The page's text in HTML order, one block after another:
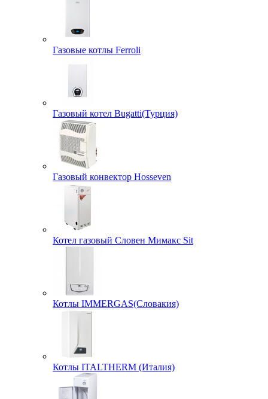
Газовые котлы Ferroli
Газовый котел Bugatti(Турция)
Газовый конвектор Hosseven
Котел газовый Словен Мимакс Sit
Котлы IMMERGAS(Словакия)
Котлы ITALTHERM (Италия)